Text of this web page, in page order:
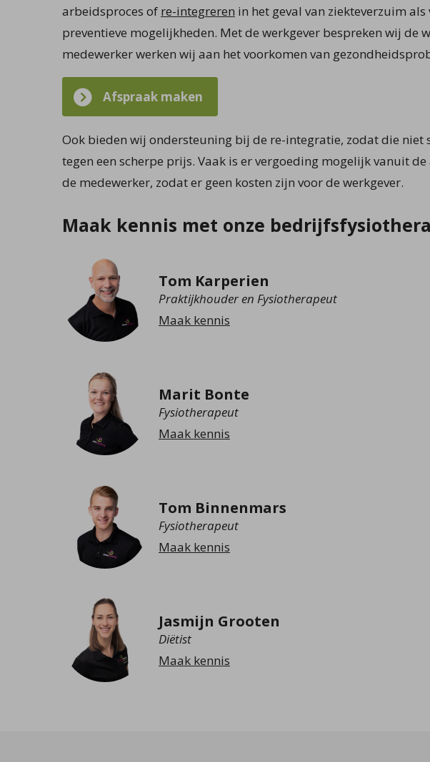
arbeidsproces of re-integreren in het geval van ziekteverzuim
preventieve mogelijkheden. Met de werkgever bespreken wij de
medewerker werken wij aan het voorkomen van
Afspraak maken
Ook bieden wij ondersteuning bij de re-integratie, zodat die niet
tegen een scherpe prijs. Vaak is er vergoeding mogelijk vanuit
de medewerker, zodat er geen kosten zijn voor de werkgever.
Maak kennis met onze
Tom Karperien
Praktijkhouder en Fysiotherapeut
Maak kennis
Marit Bonte
Fysiotherapeut
Maak kennis
Tom Binnenmars
Fysiotherapeut
Maak kennis
Jasmijn Grooten
Diëtist
Maak kennis